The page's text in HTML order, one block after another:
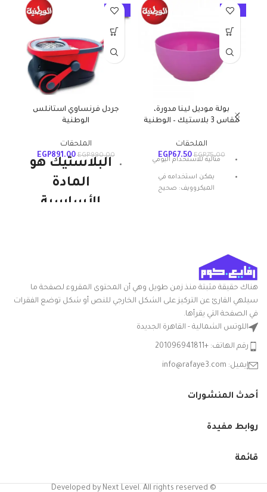
-10%
بولة موديل لينا مدورة،
مقاس 3 بلاستيك – الوطنية
الملحقات
EGP75.00
EGP67.50
مثالية للاستخدام اليومي
يمكن استخدامه في
الميكروويف: صحيح
-10%
جردل فرنساوي استانلس
الوطنية
الملحقات
EGP990.00
EGP891.00
البلاستيك هو
المادة
الأساسية
قوية ومتينة
وخفيفة الوزن
هناك حقيقة مثبتة منذ زمن طويل وهي أن المحتوى المقروء لصفحة ما
سيلهي القارئ عن التركيز على الشكل الخارجي للنص أو شكل توضع الفقرات
في الصفحة التي يقرأها.
اللوتس الشمالية - القاهرة الجديدة
رقم الهاتف: +201096941811
إيميل: info@rafaye3.com
أحدث المنشورات
روابط مفيدة
قائمة
© Developed by Next Level. All rights reserved